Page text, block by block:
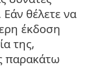
θέλετε να
έκδοση
της,
παρακάτω